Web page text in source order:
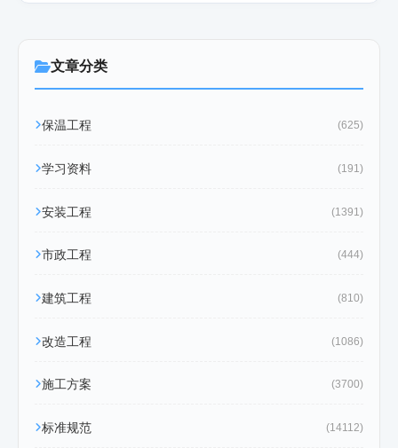
文章分类
保温工程 (625)
学习资料 (191)
安装工程 (1391)
市政工程 (444)
建筑工程 (810)
改造工程 (1086)
施工方案 (3700)
标准规范 (14112)